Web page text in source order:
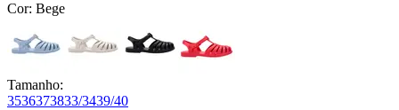
Cor: Bege
Tamanho:
3536373833/3439/40